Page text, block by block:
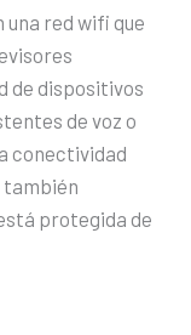
red wifi que
de dispositivos
de voz o
conectividad
también
protegida de